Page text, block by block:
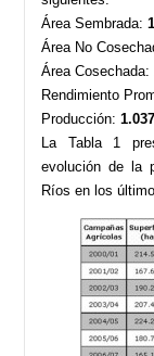
Área Sembrada:
Área No
Área Cosechada:
Rendimiento
Producción:
La Tabla 1
evolución de la
Ríos en los